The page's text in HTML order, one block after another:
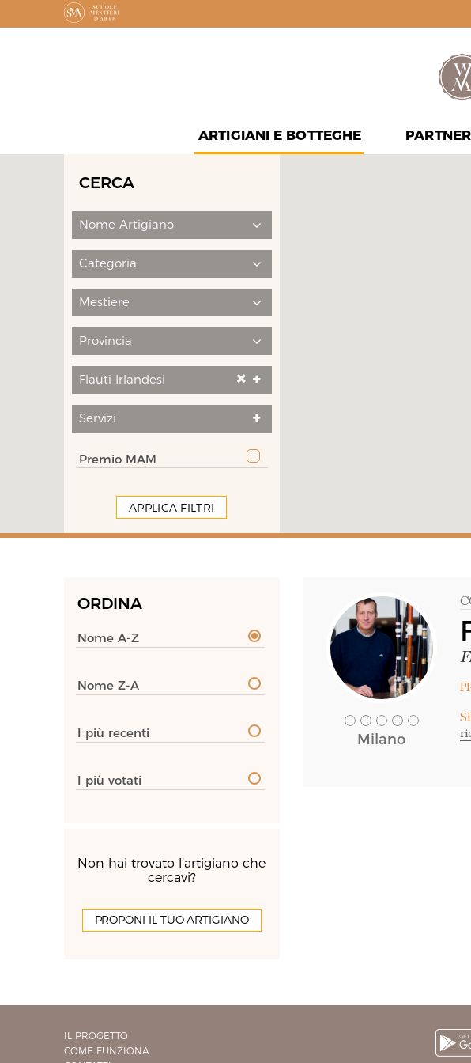
ARTIGIANI E BOTTEGHE PARTNER
CERCA
Nome Artigiano
Categoria
Mestiere
Provincia
Flauti Irlandesi
Servizi
Premio MAM
APPLICA FILTRI
ORDINA
Nome A-Z
Nome Z-A
I più recenti
I più votati
Non hai trovato l’artigiano che
cercavi?
PROPONI IL TUO ARTIGIANO
Milano
IL PROGETTO
COME FUNZIONA